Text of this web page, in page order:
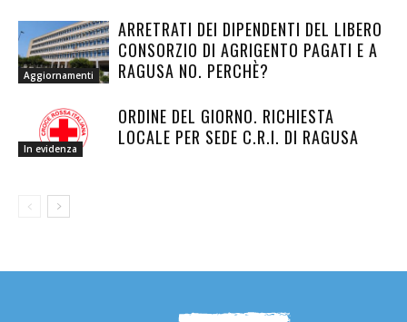
Aggiornamenti
ARRETRATI DEI DIPENDENTI DEL LIBERO
CONSORZIO DI AGRIGENTO PAGATI E A
RAGUSA NO. PERCHÈ?
In evidenza
ORDINE DEL GIORNO. RICHIESTA
LOCALE PER SEDE C.R.I. DI RAGUSA